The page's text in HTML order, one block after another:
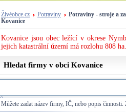
Živéobce.cz Potraviny
Potraviny - stroje a
Kovanice
Kovanice jsou obec ležící v okrese
jejich katastrální území má rozlohu 808
Hledat firmy v obci Kovanice
Můžete zadat název firmy, IČ, nebo popis činnosti.